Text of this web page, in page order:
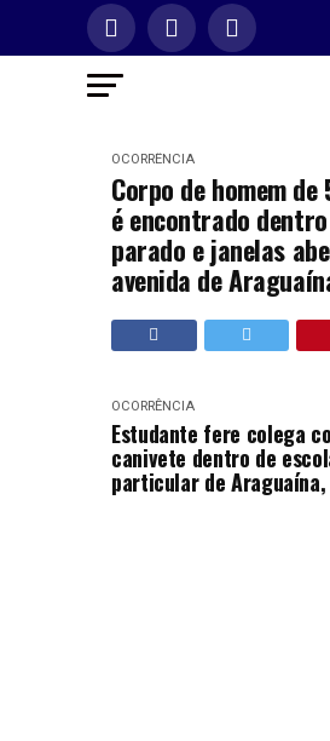
OCORRÊNCIA
Corpo de homem de
é encontrado
parado e janelas
avenida de
OCORRÊNCIA
Estudante fere colega
canivete dentro de
particular de Araguaína,